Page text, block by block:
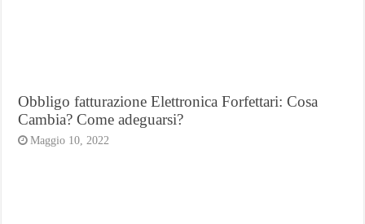
Obbligo fatturazione Elettronica Forfettari: Cosa
Cambia? Come adeguarsi?
Maggio 10, 2022